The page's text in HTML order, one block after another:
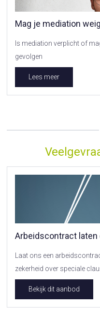
Mag je mediation
Is mediation verplicht of
gevolgen
Lees meer
Arbeidscontract laten
Laat ons een
zekerheid over speciale
Bekijk dit aanbod